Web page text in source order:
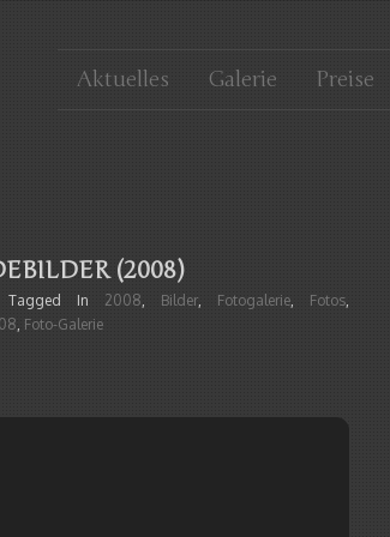
Aktuelles Galerie Preise
(2008)
Tagged In 2008, Bilder, Fotogalerie, Fotos,
, Foto-Galerie